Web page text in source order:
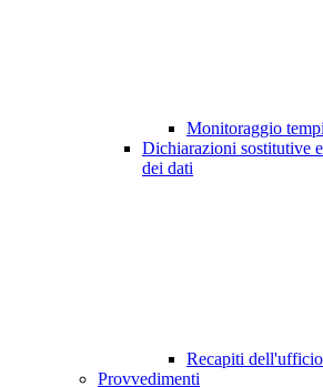
Monitoraggio
Dichiarazioni sostitutive
dei dati
Recapiti
Provvedimenti